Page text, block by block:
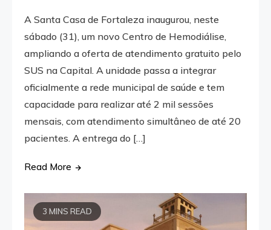
A Santa Casa de Fortaleza inaugurou, neste
sábado (31), um novo Centro de Hemodiálise,
ampliando a oferta de atendimento gratuito pelo
SUS na Capital. A unidade passa a integrar
oficialmente a rede municipal de saúde e tem
capacidade para realizar até 2 mil sessões
mensais, com atendimento simultâneo de até 20
pacientes. A entrega do […]
Read More
3 MINS READ